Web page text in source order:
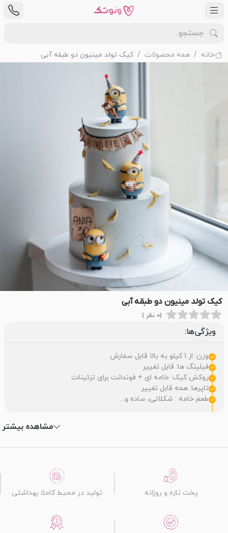
خانه همه محصولات کیک تولد مینیون دو طبقه آبی
کیک تولد مینیون دو طبقه آبی
(0 نظر )
ویژگی‌ها:
وزن: از 1 کیلو به بالا قابل سفارش
فیلینگ ها: قابل تغییر
روکش کیک: خامه ای + فوندانت برای تزئینات
تاپرها: همه قابل تغییر
طعم خامه : شکلاتی، ساده و...
مشاهده بیشتر
پخت تازه و روزانه تولید در محیط کاملا بهداشتی